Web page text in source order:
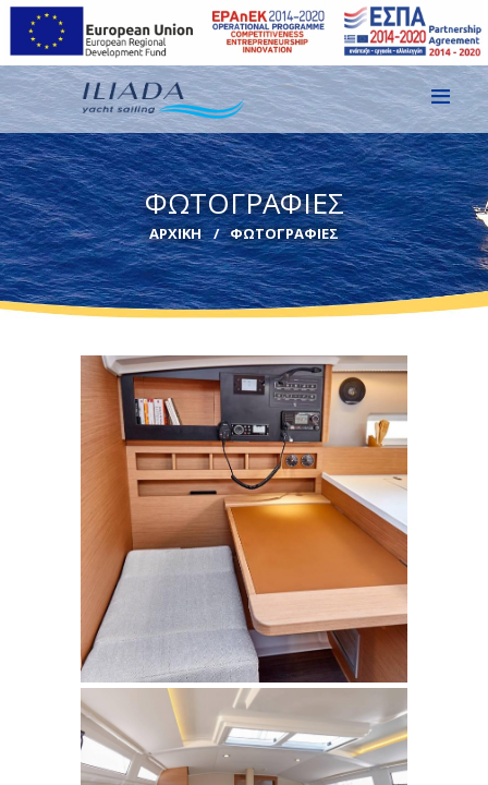
ΦΩΤΟΓΡΑΦΙΕΣ
ΑΡΧΙΚΉ ΦΩΤΟΓΡΑΦΙΕΣ
ΑΡΧΙΚΗ
ΕΙΚΌΝΕΣ
ΕΠΙΚΟΙΝΩΝΙΑ
GR